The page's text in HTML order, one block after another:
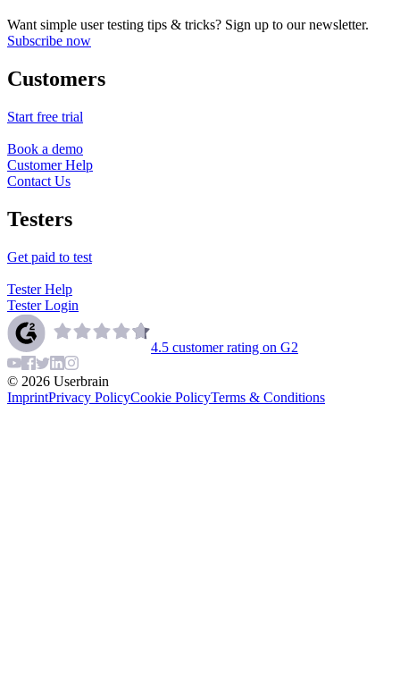
Want simple user testing tips & tricks? Sign up to our newsletter.
Subscribe now
Customers
Start free trial
Book a demo
Customer Help
Contact Us
Testers
Get paid to test
Tester Help
Tester Login
4.5 customer rating on G2
© 2026 Userbrain
ImprintPrivacy PolicyCookie PolicyTerms & Conditions